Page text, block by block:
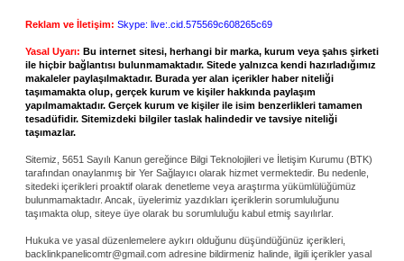
Reklam ve İletişim: Skype: live:.cid.575569c608265c69
Yasal Uyarı: Bu internet sitesi, herhangi bir marka, kurum veya şahıs şirketi
ile hiçbir bağlantısı bulunmamaktadır. Sitede yalnızca kendi hazırladığımız
makaleler paylaşılmaktadır. Burada yer alan içerikler haber niteliği
taşımamakta olup, gerçek kurum ve kişiler hakkında paylaşım
yapılmamaktadır. Gerçek kurum ve kişiler ile isim benzerlikleri tamamen
tesadüfidir. Sitemizdeki bilgiler taslak halindedir ve tavsiye niteliği
taşımazlar.
Sitemiz, 5651 Sayılı Kanun gereğince Bilgi Teknolojileri ve İletişim Kurumu (BTK)
tarafından onaylanmış bir Yer Sağlayıcı olarak hizmet vermektedir. Bu nedenle,
sitedeki içerikleri proaktif olarak denetleme veya araştırma yükümlülüğümüz
bulunmamaktadır. Ancak, üyelerimiz yazdıkları içeriklerin sorumluluğunu
taşımakta olup, siteye üye olarak bu sorumluluğu kabul etmiş sayılırlar.
Hukuka ve yasal düzenlemelere aykırı olduğunu düşündüğünüz içerikleri,
backlinkpanelicomtr@gmail.com adresine bildirmeniz halinde, ilgili içerikler yasal